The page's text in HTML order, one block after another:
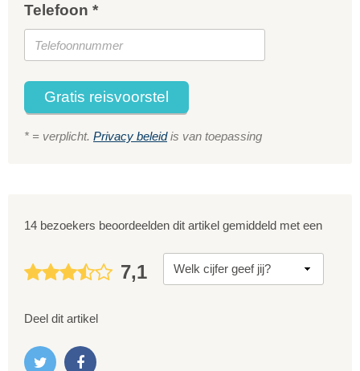
Telefoon *
Gratis reisvoorstel
* = verplicht. Privacy beleidis van toepassing
14 bezoekers beoordeelden dit artikel gemiddeld met een
7,1
Deel dit artikel